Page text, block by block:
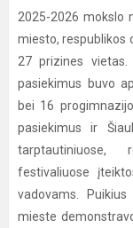
2025-2026 mokslo
miesto, respublikos
27 prizines vietas.
pasiekimus buvo
bei 16
pasiekimus ir
tarptautiniuose,
festivaliuose
vadovams.
mieste